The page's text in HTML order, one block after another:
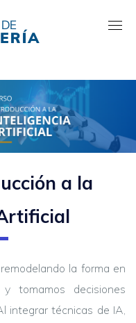
a la
la forma en
tomamos decisiones
integrar técnicas de IA,